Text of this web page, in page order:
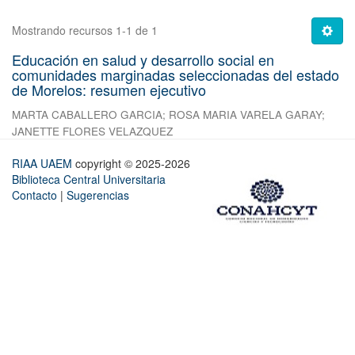
Mostrando recursos 1-1 de 1
Educación en salud y desarrollo social en
comunidades marginadas seleccionadas del estado
de Morelos: resumen ejecutivo
MARTA CABALLERO GARCIA; ROSA MARIA VARELA GARAY;
JANETTE FLORES VELAZQUEZ
RIAA UAEM copyright © 2025-2026
Biblioteca Central Universitaria
Contacto | Sugerencias